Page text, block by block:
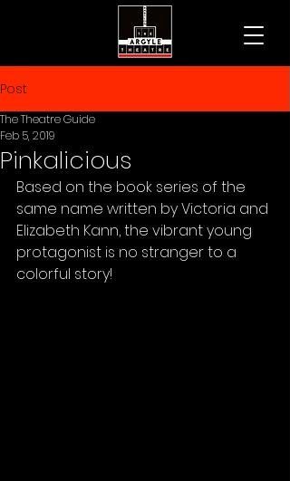
Post
Pinkalicious
The Theatre Guide
Feb 5, 2019
Based on the book series of the
same name written by Victoria and
Elizabeth Kann, the vibrant young
protagonist is no stranger to a
colorful story!